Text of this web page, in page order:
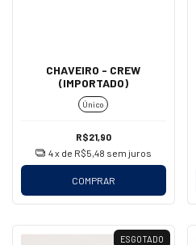
CHAVEIRO - CREW
(IMPORTADO)
Único
R$21,90
4x de R$5,48 sem juros
COMPRAR
ESGOTADO